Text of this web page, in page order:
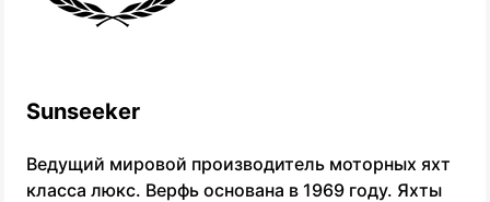
Sunseeker
Ведущий мировой производитель моторных яхт
класса люкс. Верфь основана в 1969 году. Яхты